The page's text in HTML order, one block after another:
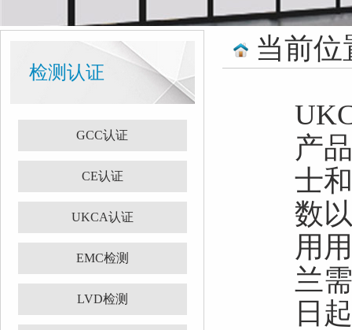
检测认证
GCC认证
CE认证
UKCA认证
EMC检测
LVD检测
当前位
产
士
数
用
兰
日